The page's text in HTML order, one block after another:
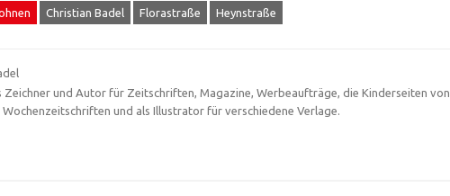
Christian Badel Florastraße Heynstraße
Zeichner und Autor für Zeitschriften, Magazine, Werbeaufträge, die Kinderseiten von
Wochenzeitschriften und als Illustrator für verschiedene Verlage.